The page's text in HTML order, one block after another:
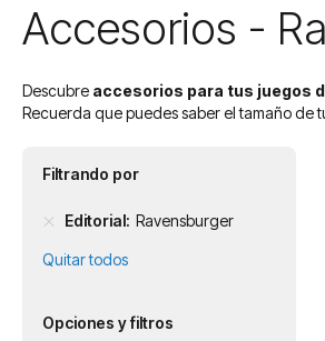
Accesorios -
Descubre accesorios para tus juegos
Recuerda que puedes saber el tamaño
Filtrando por
Editorial Ravensburger
Quitar todos
Opciones y filtros